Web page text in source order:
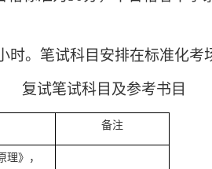
时。笔试科目安排在标准化考
复试笔试科目及参考书目
备注
理》，